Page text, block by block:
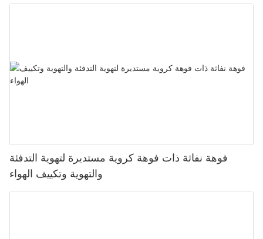
فوهة نفاثة ذات فوهة كروية مستديرة لتهوية التدفئة
والتهوية وتكييف الهواء